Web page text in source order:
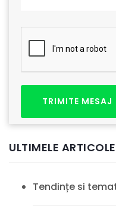
TRIMITE MESAJ
ULTIMELE ARTICOLE
Tendințe si